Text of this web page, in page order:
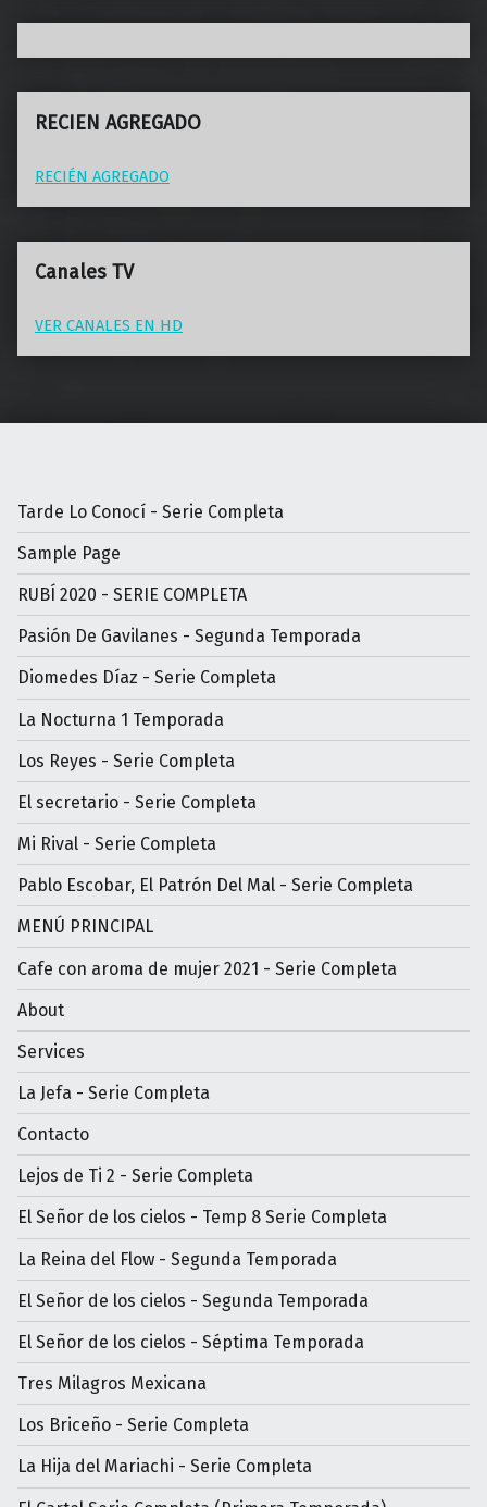
RECIEN AGREGADO
RECIÉN AGREGADO
Canales TV
VER CANALES EN HD
Tarde Lo Conocí - Serie Completa
Sample Page
RUBÍ 2020 - SERIE COMPLETA
Pasión De Gavilanes - Segunda Temporada
Diomedes Díaz - Serie Completa
La Nocturna 1 Temporada
Los Reyes - Serie Completa
El secretario - Serie Completa
Mi Rival - Serie Completa
Pablo Escobar, El Patrón Del Mal - Serie Completa
MENÚ PRINCIPAL
Cafe con aroma de mujer 2021 - Serie Completa
About
Services
La Jefa - Serie Completa
Contacto
Lejos de Ti 2 - Serie Completa
El Señor de los cielos - Temp 8 Serie Completa
La Reina del Flow - Segunda Temporada
El Señor de los cielos - Segunda Temporada
El Señor de los cielos - Séptima Temporada
Tres Milagros Mexicana
Los Briceño - Serie Completa
La Hija del Mariachi - Serie Completa